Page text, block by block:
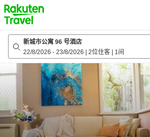
to
top
page
新城市公寓 96 号酒店
22/8/2026 - 23/8/2026 2位住客 1间